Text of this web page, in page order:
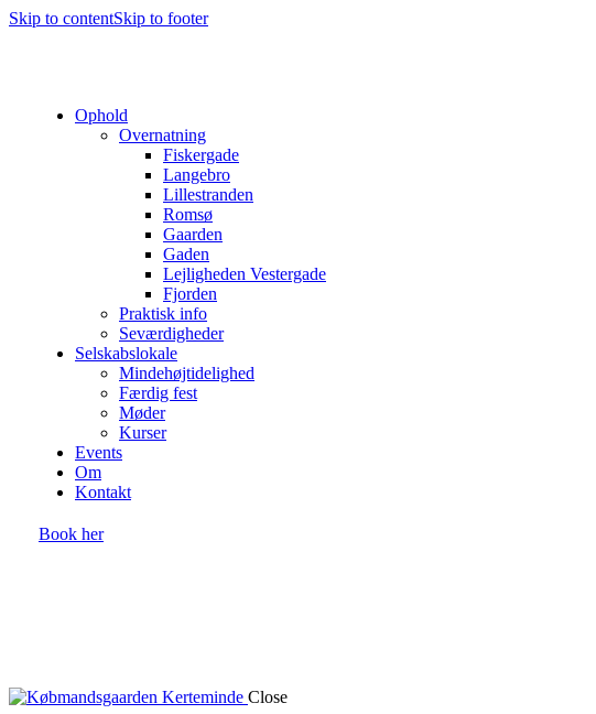
Skip to contentSkip to footer
Ophold
Overnatning
Fiskergade
Langebro
Lillestranden
Romsø
Gaarden
Gaden
Lejligheden Vestergade
Fjorden
Praktisk info
Seværdigheder
Selskabslokale
Mindehøjtidelighed
Færdig fest
Møder
Kurser
Events
Om
Kontakt
Book her
Close